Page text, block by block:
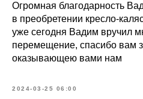
Огромная благодарность
в преобретении кресло-
уже сегодня Вадим вручил
перемещение, спасибо вам
оказывающею вами нам
2024-03-25 06:00